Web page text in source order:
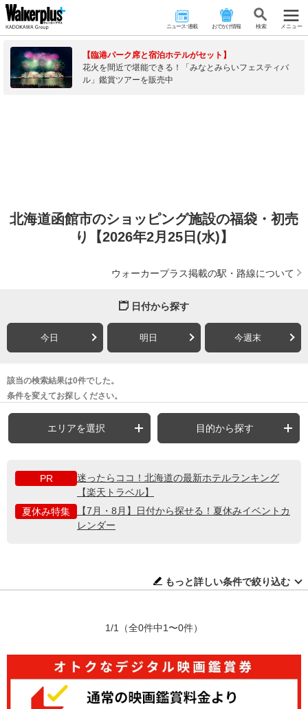
ニュース･連載 おでかけ情報 検 索 メニュー
【臨港パーク席と宿泊ホテルがセット】
花火を間近で堪能できる！「みなとみらいフェスティバ
ル」鑑賞ツアーを販売中
北海道函館市のショッピング施設の福袋・初売
り【2026年2月25日(水)】
ウォーカープラス掲載の駅・路線について
日付から探す
今日 明日 今週末
該当の検索結果は0件でした。
条件を変えてお探しください。
エリアを選択 目的から探す
PR
迷ったらココ！北海道の最新ホテルランキング
【楽天トラベル】
夏休み特集
【7月・8月】日付から探せる！夏休みイベントカ
レンダー
もっと詳しい条件で絞り込む
1/1 （全0件中1〜0件）